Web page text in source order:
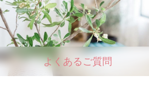
よくあるご質問